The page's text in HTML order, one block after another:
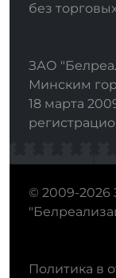
без
ЗАО
Минским
18 марта
© 2009-2026
Политика в